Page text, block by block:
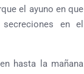
el ayuno en que
en el
hasta la mañana